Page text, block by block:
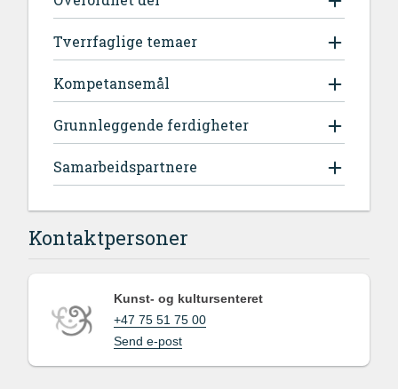
Tverrfaglige temaer
Kompetansemål
Grunnleggende ferdigheter
Samarbeidspartnere
Kontaktpersoner
Kunst- og kultursenteret
+47 75 51 75 00
Send e-post